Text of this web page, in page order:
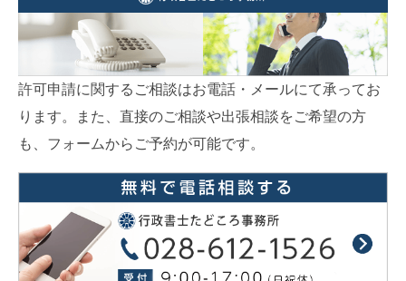
許可申請に関するご相談はお電話・メールにて承ってお
ります。また、直接のご相談や出張相談をご希望の方
も、フォームからご予約が可能です。